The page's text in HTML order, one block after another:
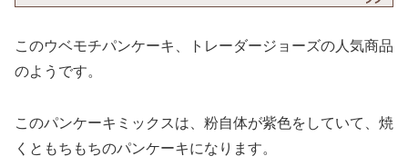
このウベモチパンケーキ、トレーダージョーズの人気商品
のようです。
このパンケーキミックスは、粉自体が紫色をしていて、焼
くともちもちのパンケーキになります。